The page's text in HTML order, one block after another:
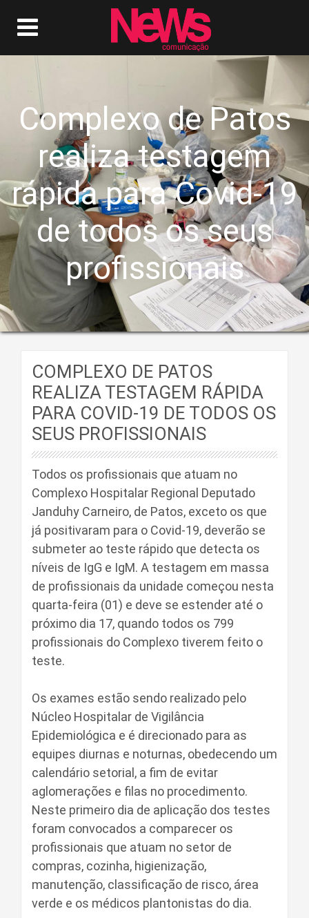
Complexo de Patos
realiza testagem
rápida para Covid-19
de todos os seus
profissionais
COMPLEXO DE PATOS
REALIZA TESTAGEM RÁPIDA
PARA COVID-19 DE TODOS OS
SEUS PROFISSIONAIS
Todos os profissionais que atuam no
Complexo Hospitalar Regional Deputado
Janduhy Carneiro, de Patos, exceto os que
já positivaram para o Covid-19, deverão se
submeter ao teste rápido que detecta os
níveis de IgG e IgM. A testagem em massa
de profissionais da unidade começou nesta
quarta-feira (01) e deve se estender até o
próximo dia 17, quando todos os 799
profissionais do Complexo tiverem feito o
teste.
Os exames estão sendo realizado pelo
Núcleo Hospitalar de Vigilância
Epidemiológica e é direcionado para as
equipes diurnas e noturnas, obedecendo um
calendário setorial, a fim de evitar
aglomerações e filas no procedimento.
Neste primeiro dia de aplicação dos testes
foram convocados a comparecer os
profissionais que atuam no setor de
compras, cozinha, higienização,
manutenção, classificação de risco, área
verde e os médicos plantonistas do dia.